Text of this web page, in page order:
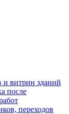
и витрин зданий
после
переходов